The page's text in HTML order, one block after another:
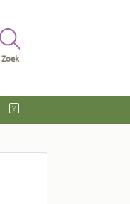
Zoek